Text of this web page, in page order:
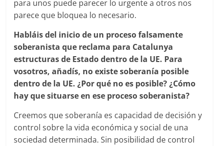
para unos puede parecer lo urgente a otros nos
parece que bloquea lo necesario.
Habláis del inicio de un proceso falsamente
soberanista que reclama para Catalunya
estructuras de Estado dentro de la UE. Para
vosotros, añadís, no existe soberanía posible
dentro de la UE. ¿Por qué no es posible? ¿Cómo
hay que situarse en ese proceso soberanista?
Creemos que soberanía es capacidad de decisión y
control sobre la vida económica y social de una
sociedad determinada. Sin posibilidad de control